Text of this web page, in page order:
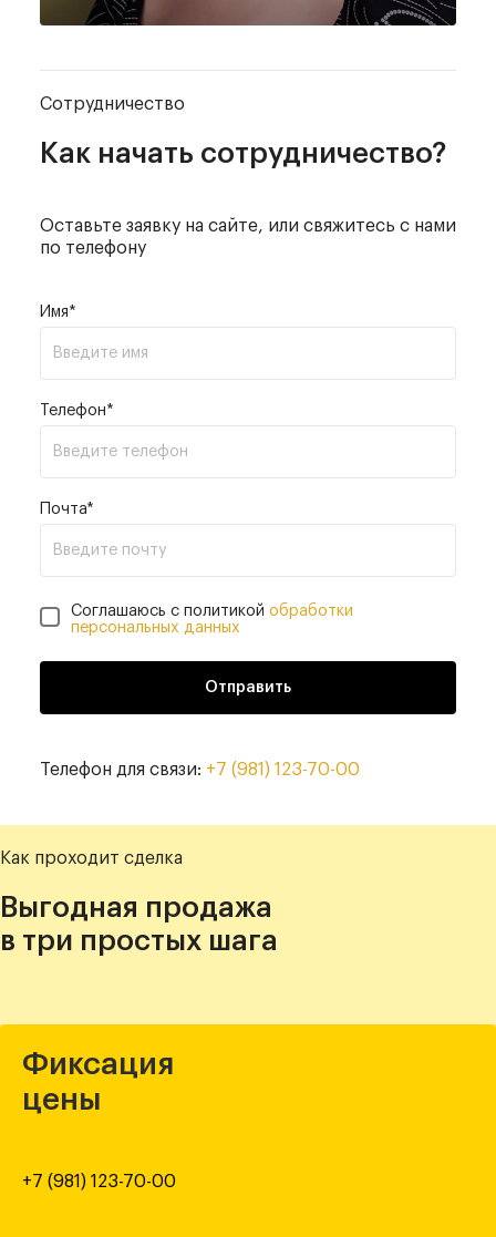
Сотрудничество
Как начать сотрудничество?
Оставьте заявку на сайте, или свяжитесь с нами
по телефону
Имя*
Телефон*
Почта*
Соглашаюсь с политикой обработки
персональных данных
Отправить
Телефон для связи: +7 (981) 123-70-00
Как проходит сделка
Выгодная продажа
в три простых шага
Фиксация
цены
+7 (981) 123-70-00